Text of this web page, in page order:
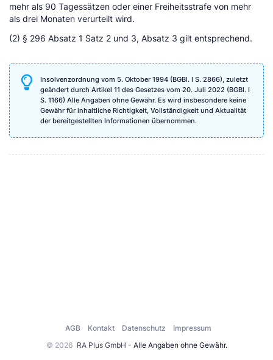
mehr als 90 Tagessätzen oder einer Freiheitsstrafe von mehr
als drei Monaten verurteilt wird.
(2) § 296 Absatz 1 Satz 2 und 3, Absatz 3 gilt entsprechend.
Insolvenzordnung vom 5. Oktober 1994 (BGBl. I S. 2866), zuletzt
geändert durch Artikel 11 des Gesetzes vom 20. Juli 2022 (BGBl. I
S. 1166) Alle Angaben ohne Gewähr. Es wird insbesondere keine
Gewähr für inhaltliche Richtigkeit, Vollständigkeit und Aktualität
der bereitgestellten Informationen übernommen.
© 2026 RA Plus GmbH - Alle Angaben ohne Gewähr.
AGB Kontakt Datenschutz Impressum